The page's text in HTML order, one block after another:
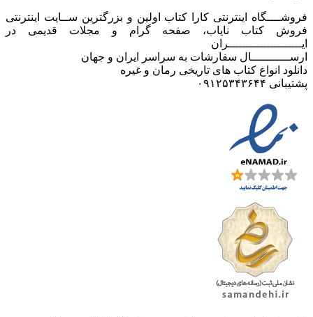
فروشــــگاه اینترنتی کارا کتاب اولین و بزرگترین ســایت اینترنتی
فروش کتاب نایاب، صفحه گرام و مجلات قدیمی در
ایـــــــــــــــــــــران
ارســـــــــــال سفارشات به سراسر ایران و جهان
دانلود انواع کتاب های تاریخی رمان و غیره
پشتیبانی ۰۹۱۲۵۳۴۳۶۴۴